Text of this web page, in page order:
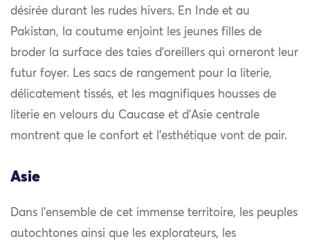
désirée durant les rudes hivers. En Inde et au
Pakistan, la coutume enjoint les jeunes filles de
broder la surface des taies d’oreillers qui orneront leur
futur foyer. Les sacs de rangement pour la literie,
délicatement tissés, et les magnifiques housses de
literie en velours du Caucase et d’Asie centrale
montrent que le confort et l’esthétique vont de pair.
Asie
Dans l’ensemble de cet immense territoire, les peuples
autochtones ainsi que les explorateurs, les